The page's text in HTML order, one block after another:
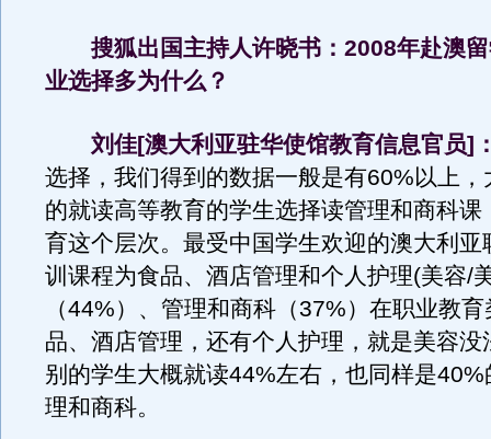
搜狐出国主持人许晓书：2008年赴澳留
业选择多为什么？
刘佳[澳大利亚驻华使馆教育信息官员]
选择，我们得到的数据一般是有60%以上，
的就读高等教育的学生选择读管理和商科课
育这个层次。最受中国学生欢迎的澳大利亚
训课程为食品、酒店管理和个人护理(美容/
（44%）、管理和商科（37%）在职业教
品、酒店管理，还有个人护理，就是美容没
别的学生大概就读44%左右，也同样是
理和商科。